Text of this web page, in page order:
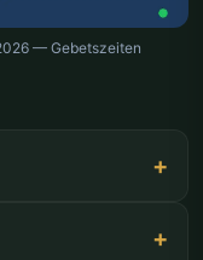
— Gebetszeiten